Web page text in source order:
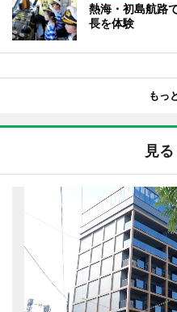
熱海・初島航路
長を体験
もっ
見